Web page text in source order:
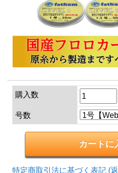
購入数
号数
特定商取引法に基づく表記 (